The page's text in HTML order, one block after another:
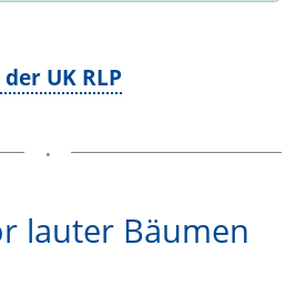
UK RLP
lauter Bäumen